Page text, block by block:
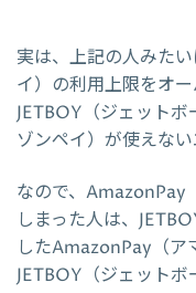
実は、上記の人みた
イ）の利用上限をオー
JETBOY（ジェット
ゾンペイ）が使えな
なので、AmazonPay
しまった人は、
したAmazonPay（ア
JETBOY（ジェット